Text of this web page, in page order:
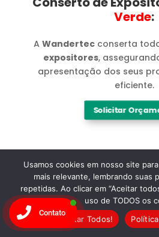
Verde​:
AWandertec conserta
expositores,
apresentação dos seus
eficiente.
Solicitar
Marcas
Usamos cookies em nosso site
mais relevante, lembrando suas
repetidas. Ao clicar em “Aceitar
uso de TODOS os
Aceitar Todos!
Contato